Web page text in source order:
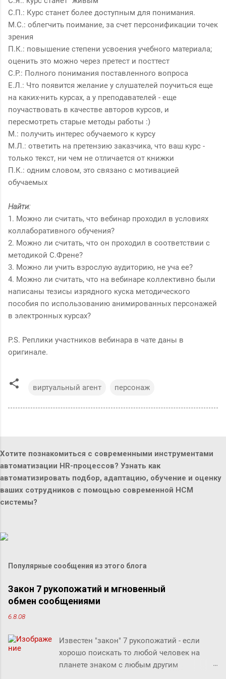
С.П.: Курс станет более доступным для понимания.
М.С.: облегчить поимание, за счет персонификации точек
зрения
П.К.: повышение степени усвоения учебного материала;
оценить это можно через претест и посттест
С.Р.: Полного понимания поставленного вопроса
Е.Л.: Что появится желание у слушателей поучиться еще
на каких-нить курсах, а у преподавателей - еще
поучаствовать в качестве авторов курсов, и
пересмотреть старые методы работы :)
М.: получить интерес обучаемого к курсу
М.Л.: ответить на претензию заказчика, что ваш курс -
только текст, ни чем не отличается от книжки
П.К.: одним словом, это связано с мотивацией
обучаемых
Найти:
1. Можно ли считать, что вебинар проходил в условиях
коллаборативного обучения?
2. Можно ли считать, что он проходил в соответствии с
методикой С.Френе?
3. Можно ли учить взрослую аудиторию, не уча ее?
4. Можно ли считать, что на вебинаре коллективно были
написаны тезисы изрядного куска методического
пособия по использованию анимированных персонажей
в электронных курсах?
P.S. Реплики участников вебинара в чате даны в
оригинале.
виртуальный агент персонаж
Хотите познакомиться с современными инструментами
автоматизации HR-процессов? Узнать как
автоматизировать подбор, адаптацию, обучение и оценку
ваших сотрудников с помощью современной HCM
системы?
Популярные сообщения из этого блога
Закон 7 рукопожатий и мгновенный
обмен сообщениями
6.8.08
Известен "закон" 7 рукопожатий - если
хорошо поискать то любой человек на
планете знаком с любым другим